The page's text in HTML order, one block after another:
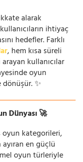
alarak
ihtiyaç
hedefler. Farklı
, hem kısa süreli
kullanıcılar
oyun
✨
Dünyası 🚀
oyun kategorileri,
en güçlü
oyun türleriyle